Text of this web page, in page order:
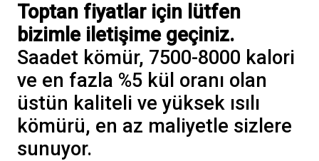
Toptan fiyatlar için lütfen
bizimle iletişime geçiniz.
Saadet kömür, 7500-8000 kalori
ve en fazla %5 kül oranı olan
üstün kaliteli ve yüksek ısılı
kömürü, en az maliyetle sizlere
sunuyor.